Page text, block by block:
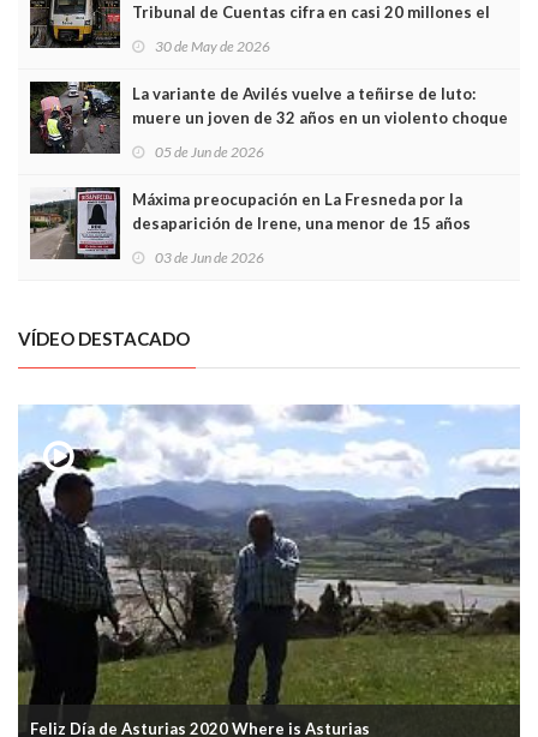
Tribunal de Cuentas cifra en casi 20 millones el
30 de May de 2026
La variante de Avilés vuelve a teñirse de luto:
muere un joven de 32 años en un violento choque
05 de Jun de 2026
Máxima preocupación en La Fresneda por la
desaparición de Irene, una menor de 15 años
03 de Jun de 2026
VÍDEO DESTACADO
Feliz Día de Asturias 2020 Where is Asturias